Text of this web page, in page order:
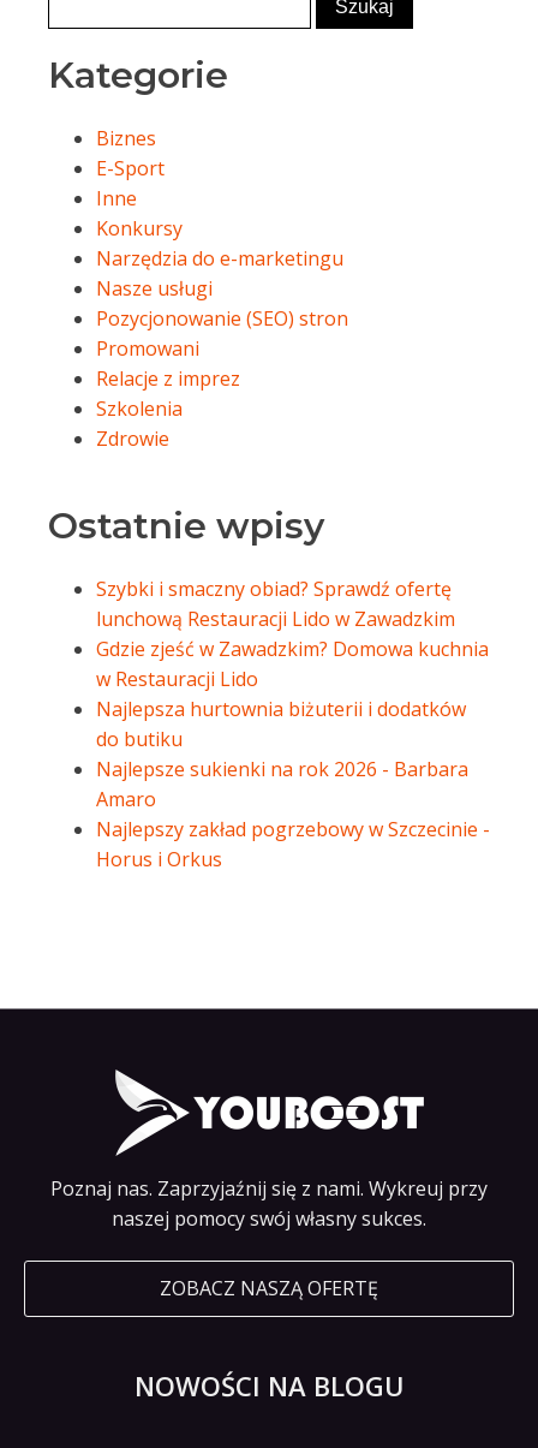
Kategorie
Biznes
E-Sport
Inne
Konkursy
Narzędzia do e-marketingu
Nasze usługi
Pozycjonowanie (SEO) stron
Promowani
Relacje z imprez
Szkolenia
Zdrowie
Ostatnie wpisy
Szybki i smaczny obiad? Sprawdź ofertę
lunchową Restauracji Lido w Zawadzkim
Gdzie zjeść w Zawadzkim? Domowa kuchnia
w Restauracji Lido
Najlepsza hurtownia biżuterii i dodatków
do butiku
Najlepsze sukienki na rok 2026 - Barbara
Amaro
Najlepszy zakład pogrzebowy w Szczecinie -
Horus i Orkus
Poznaj nas. Zaprzyjaźnij się z nami. Wykreuj przy
naszej pomocy swój własny sukces.
ZOBACZ NASZĄ OFERTĘ
NOWOŚCI NA BLOGU